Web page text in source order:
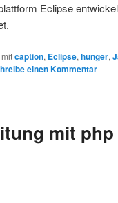
Eclipse
caption, Eclipse, hunger,
einen Kommentar
mit